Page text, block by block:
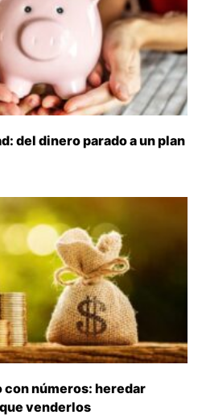
del dinero parado a un plan
con números: heredar
venderlos